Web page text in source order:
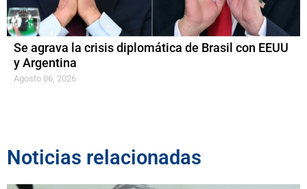
Se agrava la crisis diplomática de Brasil con EEUU
y Argentina
Agosto 06, 2026
Noticias relacionadas